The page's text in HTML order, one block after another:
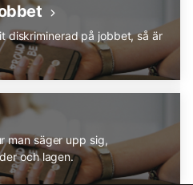
diskriminerad på jobbet, så är
man säger upp sig,
och lagen.